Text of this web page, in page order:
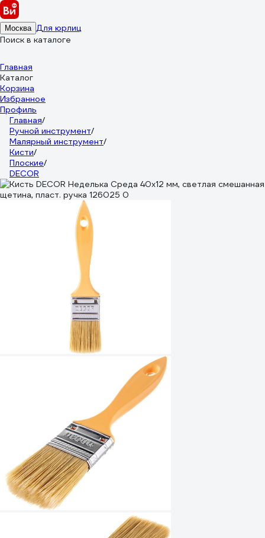
Москва Для юрлиц
Поиск в каталоге
Главная
Каталог
Корзина
Избранное
Профиль
Главная/
Ручной инструмент/
Малярный инструмент/
Кисти/
Плоские/
DECOR